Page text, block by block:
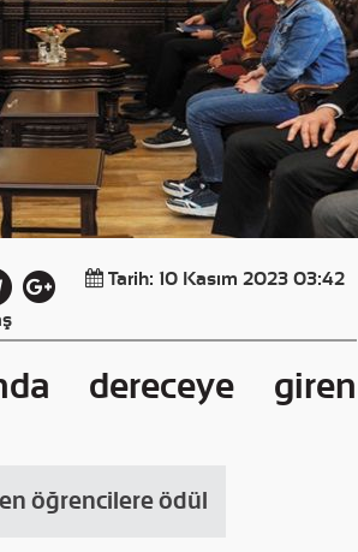
Tarih: 10 Kasım 2023 03:42
dereceye giren
öğrencilere ödül